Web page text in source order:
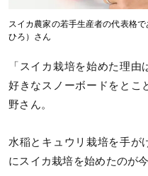
スイカ農家の若手生産者の代表格
ひろ）さん
「スイカ栽培を始めた理
好きなスノーボードをとこ
野さん。
水稲とキュウリ栽培を手が
にスイカ栽培を始めたのが